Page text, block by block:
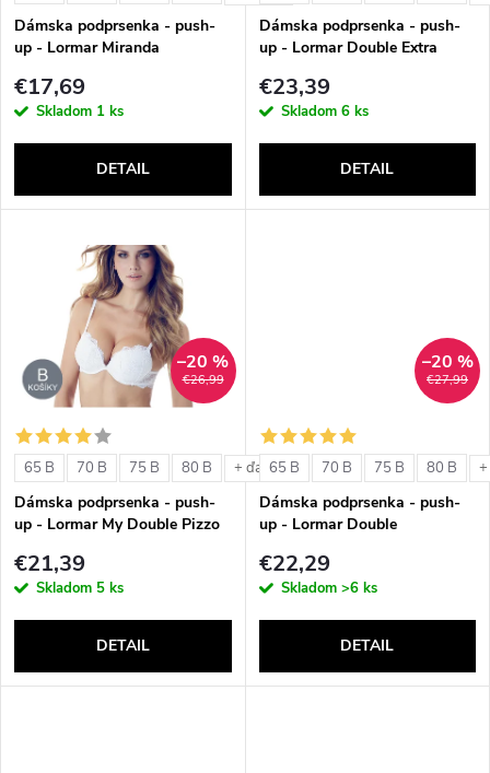
p
r
d
t
o
v
p
r
o
d
t
o
v
Dámska podprsenka - push-
up - Lormar Miranda
€17,69
Skladom 1 ks
DETAIL
Dámska podprsenka - push-
up - Lormar Double Extra
€23,39
Skladom 6 ks
DETAIL
€26,99
–20 %
65 B 70 B 75 B 80 B + ďalšie
Dámska podprsenka - push-
up - Lormar My Double Pizzo
€21,39
Skladom 5 ks
DETAIL
€27,99
–20 %
65 B 70 B 75 B 80 B
Dámska podprsenka - push-
up - Lormar Double
€22,29
Skladom >6 ks
DETAIL